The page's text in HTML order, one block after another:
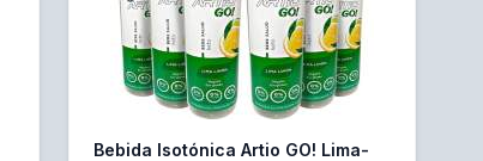
Bebida Isotónica Artio GO! Lima-